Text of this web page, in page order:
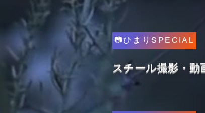
📷ひまりSPECIAL
スチール撮影・